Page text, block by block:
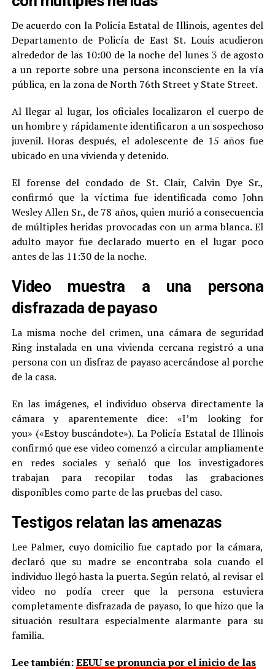
De acuerdo con la Policía Estatal de Illinois, agentes del
Departamento de Policía de East St. Louis acudieron
alrededor de las 10:00 de la noche del lunes 3 de agosto
a un reporte sobre una persona inconsciente en la vía
pública, en la zona de North 76th Street y State Street.
Al llegar al lugar, los oficiales localizaron el cuerpo de
un hombre y rápidamente identificaron a un sospechoso
juvenil. Horas después, el adolescente de 15 años fue
ubicado en una vivienda y detenido.
El forense del condado de St. Clair, Calvin Dye Sr.,
confirmó que la víctima fue identificada como John
Wesley Allen Sr., de 78 años, quien murió a consecuencia
de múltiples heridas provocadas con un arma blanca. El
adulto mayor fue declarado muerto en el lugar poco
antes de las 11:30 de la noche.
Video muestra a una persona
disfrazada de payaso
La misma noche del crimen, una cámara de seguridad
Ring instalada en una vivienda cercana registró a una
persona con un disfraz de payaso acercándose al porche
de la casa.
En las imágenes, el individuo observa directamente la
cámara y aparentemente dice: «I’m looking for
you» («Estoy buscándote»). La Policía Estatal de Illinois
confirmó que ese video comenzó a circular ampliamente
en redes sociales y señaló que los investigadores
trabajan para recopilar todas las grabaciones
disponibles como parte de las pruebas del caso.
Testigos relatan las amenazas
Lee Palmer, cuyo domicilio fue captado por la cámara,
declaró que su madre se encontraba sola cuando el
individuo llegó hasta la puerta. Según relató, al revisar el
video no podía creer que la persona estuviera
completamente disfrazada de payaso, lo que hizo que la
situación resultara especialmente alarmante para su
familia.
Lee también:EEUU se pronuncia por el inicio de las